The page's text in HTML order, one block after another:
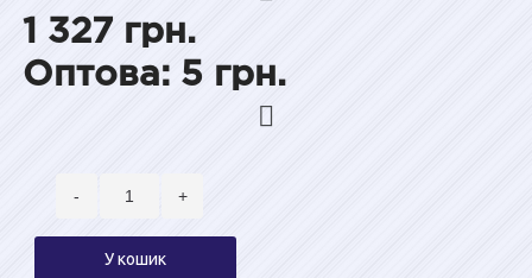
1 327 грн.
Оптова: 5 грн.
- +
У кошик